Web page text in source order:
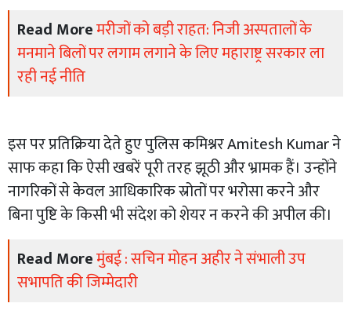
Read Moreमरीजों को बड़ी राहत: निजी अस्पतालों के
मनमाने बिलों पर लगाम लगाने के लिए महाराष्ट्र सरकार ला
रही नई नीति
इस पर प्रतिक्रिया देते हुए पुलिस कमिश्नर Amitesh Kumar ने
साफ कहा कि ऐसी खबरें पूरी तरह झूठी और भ्रामक हैं। उन्होंने
नागरिकों से केवल आधिकारिक स्रोतों पर भरोसा करने और
बिना पुष्टि के किसी भी संदेश को शेयर न करने की अपील की।
Read Moreमुंबई : सचिन मोहन अहीर ने संभाली उप
सभापति की जिम्मेदारी